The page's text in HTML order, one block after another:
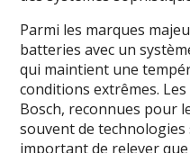
Parmi les marques
batteries avec un
qui maintient une
conditions extrêmes.
Bosch, reconnues pour
souvent de
important de relever